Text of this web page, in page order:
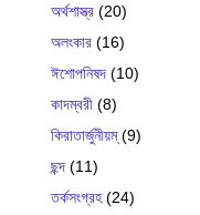
অর্থশাস্ত্র (20)
অলংকার (16)
ঈশোপনিষদ (10)
কাদম্বরী (8)
কিরাতার্জুনীয়ম্(9)
ছন্দ (11)
তর্কসংগ্রহ(24)